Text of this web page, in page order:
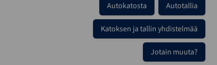
Autokatosta Autotallia
Katoksen ja tallin yhdistelmää
Jotain muuta?